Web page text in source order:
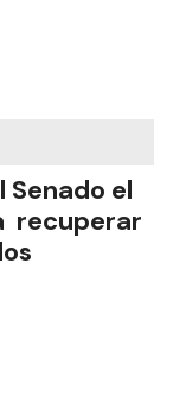
Senado el
recuperar